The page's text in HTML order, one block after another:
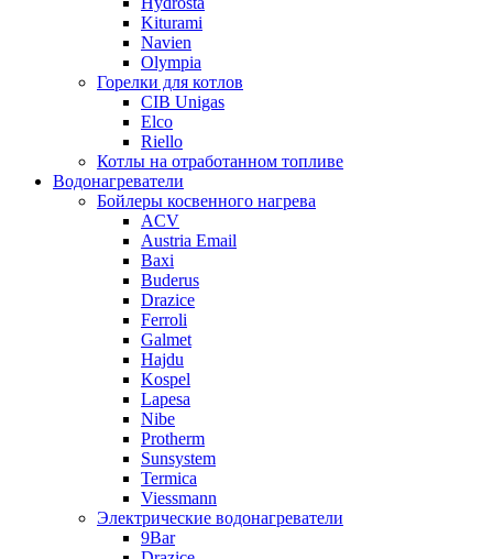
Kiturami
Navien
Olympia
Горелки для котлов
CIB Unigas
Elco
Riello
Котлы на отработанном топливе
Водонагреватели
Бойлеры косвенного нагрева
ACV
Austria Email
Baxi
Buderus
Drazice
Ferroli
Galmet
Hajdu
Kospel
Lapesa
Nibe
Protherm
Sunsystem
Termica
Viessmann
Электрические водонагреватели
9Bar